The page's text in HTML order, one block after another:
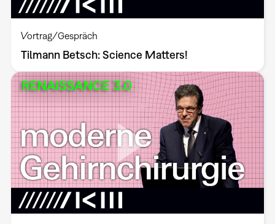
Vortrag/Gespräch
Tilmann Betsch: Science Matters!